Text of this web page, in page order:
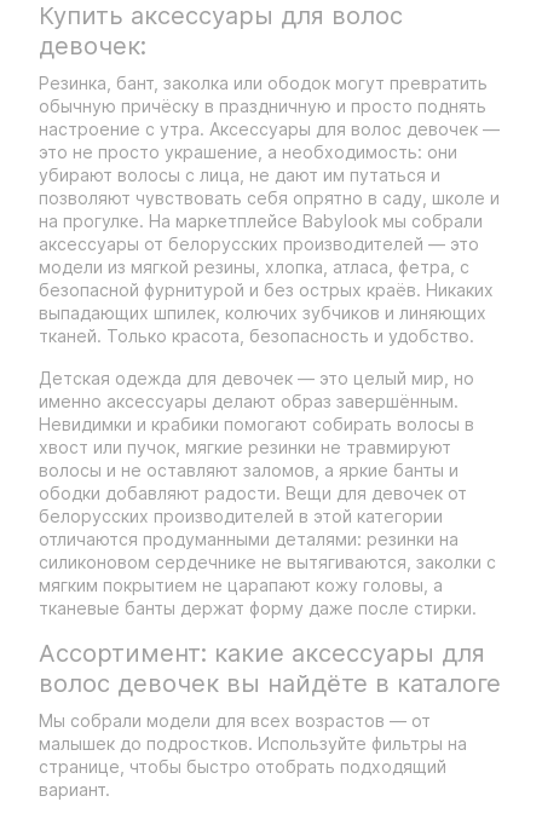
Купить аксессуары для волос
девочек:
Резинка, бант, заколка или ободок могут превратить
обычную причёску в праздничную и просто поднять
настроение с утра. Аксессуары для волос девочек —
это не просто украшение, а необходимость: они
убирают волосы с лица, не дают им путаться и
позволяют чувствовать себя опрятно в саду, школе и
на прогулке. На маркетплейсе Babylook мы собрали
аксессуары от белорусских производителей — это
модели из мягкой резины, хлопка, атласа, фетра, с
безопасной фурнитурой и без острых краёв. Никаких
выпадающих шпилек, колючих зубчиков и линяющих
тканей. Только красота, безопасность и удобство.
Детская одежда для девочек — это целый мир, но
именно аксессуары делают образ завершённым.
Невидимки и крабики помогают собирать волосы в
хвост или пучок, мягкие резинки не травмируют
волосы и не оставляют заломов, а яркие банты и
ободки добавляют радости. Вещи для девочек от
белорусских производителей в этой категории
отличаются продуманными деталями: резинки на
силиконовом сердечнике не вытягиваются, заколки с
мягким покрытием не царапают кожу головы, а
тканевые банты держат форму даже после стирки.
Ассортимент: какие аксессуары для
волос девочек вы найдёте в каталоге
Мы собрали модели для всех возрастов — от
малышек до подростков. Используйте фильтры на
странице, чтобы быстро отобрать подходящий
вариант.